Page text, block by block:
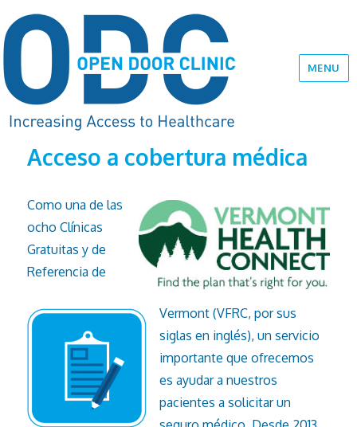
MENU
Acceso a cobertura médica
Como una de las
ocho Clínicas
Gratuitas y de
Referencia de
Vermont (VFRC, por sus
siglas en inglés), un servicio
importante que ofrecemos
es ayudar a nuestros
pacientes a solicitar un